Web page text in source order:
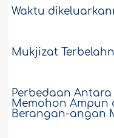
Waktu
Mukjizat
Perbedaan
Memohon Ampun
Berangan-angan